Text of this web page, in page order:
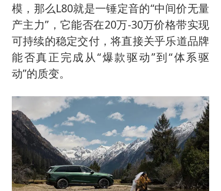
模，那么L80就是一锤定音的“中间价无量
产主力”，它能否在20万-30万价格带实现
可持续的稳定交付，将直接关乎乐道品牌
能否真正完成从“爆款驱动”到“体系驱
动”的质变。